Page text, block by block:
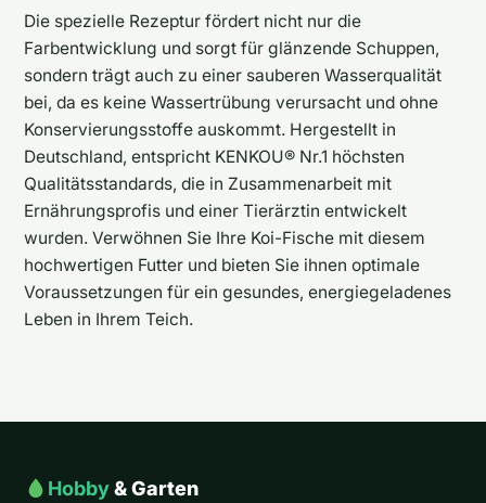
Die spezielle Rezeptur fördert nicht nur die
Farbentwicklung und sorgt für glänzende Schuppen,
sondern trägt auch zu einer sauberen Wasserqualität
bei, da es keine Wassertrübung verursacht und ohne
Konservierungsstoffe auskommt. Hergestellt in
Deutschland, entspricht KENKOU® Nr.1 höchsten
Qualitätsstandards, die in Zusammenarbeit mit
Ernährungsprofis und einer Tierärztin entwickelt
wurden. Verwöhnen Sie Ihre Koi-Fische mit diesem
hochwertigen Futter und bieten Sie ihnen optimale
Voraussetzungen für ein gesundes, energiegeladenes
Leben in Ihrem Teich.
Hobby& Garten